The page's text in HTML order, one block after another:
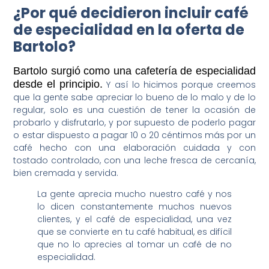
¿Por qué decidieron incluir café
de especialidad en la oferta de
Bartolo?
Bartolo surgió como una cafetería de especialidad
desde el principio. Y así lo hicimos porque creemos
que la gente sabe apreciar lo bueno de lo malo y de lo
regular, solo es una cuestión de tener la ocasión de
probarlo y disfrutarlo, y por supuesto de poderlo pagar
o estar dispuesto a pagar 10 o 20 céntimos más por un
café hecho con una elaboración cuidada y con
tostado controlado, con una leche fresca de cercanía,
bien cremada y servida.
La gente aprecia mucho nuestro café y nos
lo dicen constantemente muchos nuevos
clientes, y el café de especialidad, una vez
que se convierte en tu café habitual, es difícil
que no lo aprecies al tomar un café de no
especialidad.